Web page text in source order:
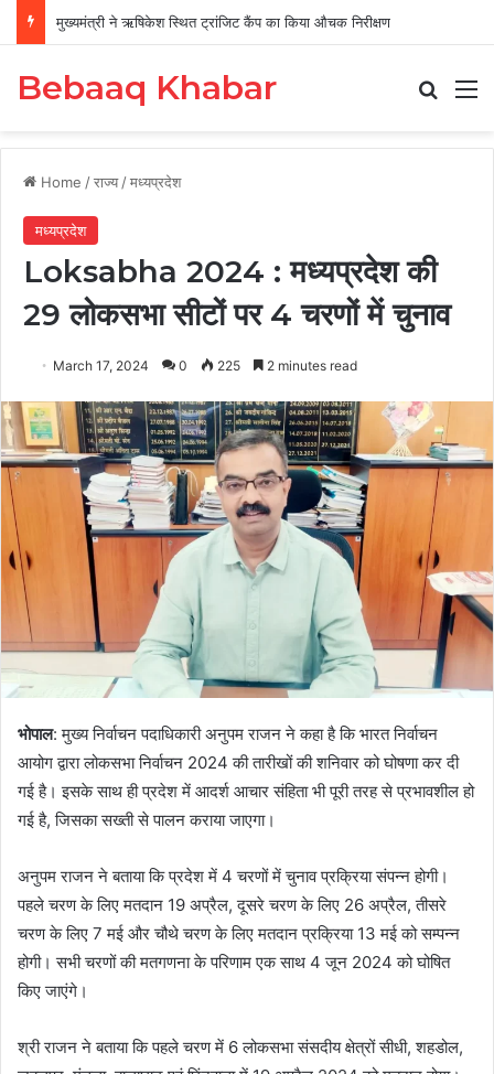
मुख्यमंत्री ने ऋषिकेश स्थित ट्रांजिट कैंप का किया औचक निरीक्षण
Bebaaq Khabar
Home /राज्य /मध्यप्रदेश
मध्यप्रदेश
Loksabha 2024 : मध्यप्रदेश की
29 लोकसभा सीटों पर 4 चरणों में चुनाव
March 17, 2024 0 225 2 minutes read
भोपाल: मुख्य निर्वाचन पदाधिकारी अनुपम राजन ने कहा है कि भारत निर्वाचन
आयोग द्वारा लोकसभा निर्वाचन 2024 की तारीखों की शनिवार को घोषणा कर दी
गई है। इसके साथ ही प्रदेश में आदर्श आचार संहिता भी पूरी तरह से प्रभावशील हो
गई है, जिसका सख्ती से पालन कराया जाएगा।
अनुपम राजन ने बताया कि प्रदेश में 4 चरणों में चुनाव प्रक्रिया संपन्न होगी।
पहले चरण के लिए मतदान 19 अप्रैल, दूसरे चरण के लिए 26 अप्रैल, तीसरे
चरण के लिए 7 मई और चौथे चरण के लिए मतदान प्रक्रिया 13 मई को सम्पन्न
होगी। सभी चरणों की मतगणना के परिणाम एक साथ 4 जून 2024 को घोषित
किए जाएंगे।
श्री राजन ने बताया कि पहले चरण में 6 लोकसभा संसदीय क्षेत्रों सीधी, शहडोल,